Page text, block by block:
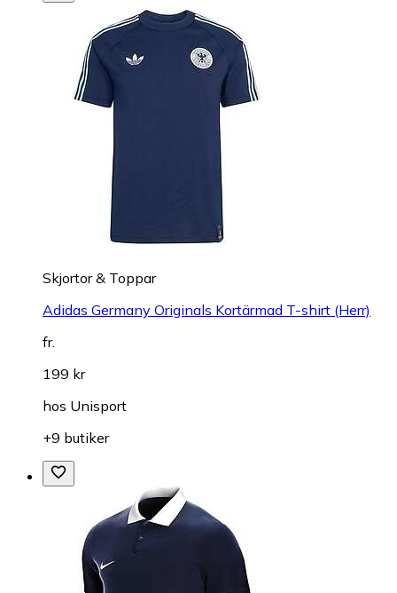
Skjortor & Toppar
Adidas Germany Originals Kortärmad T-shirt (Herr)
fr.
199 kr
hos Unisport
+9 butiker